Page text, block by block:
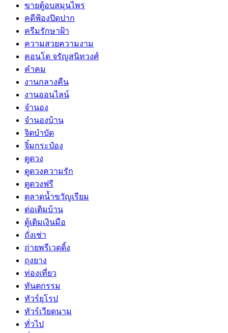
ขายตู้อบสมุนไพร
คดีฟ้องปิดปาก
ครีมรักษาฝ้า
ความสวยความงาม
คอนโด จรัญสนิทวงศ์
คำคม
งานกลางคืน
งานออนไลน์
จำนอง
จำนองบ้าน
จิตบำบัด
จิ๋มกระป๋อง
ดูดวง
ดูดวงความรัก
ดูดวงฟรี
ตลาดน้ำขวัญเรียม
ต่อเติมบ้าน
ตู้เติมเงินมือ
ถั่งเช่า
ถ่ายพรีเวดดิ้ง
ถุงยาง
ท่องเที่ยว
ทันตกรรม
ทัวร์ยุโรป
ทัวร์เวียดนาม
ทั่วไป